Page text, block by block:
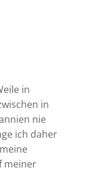
in
in
nie
ich daher
meiner